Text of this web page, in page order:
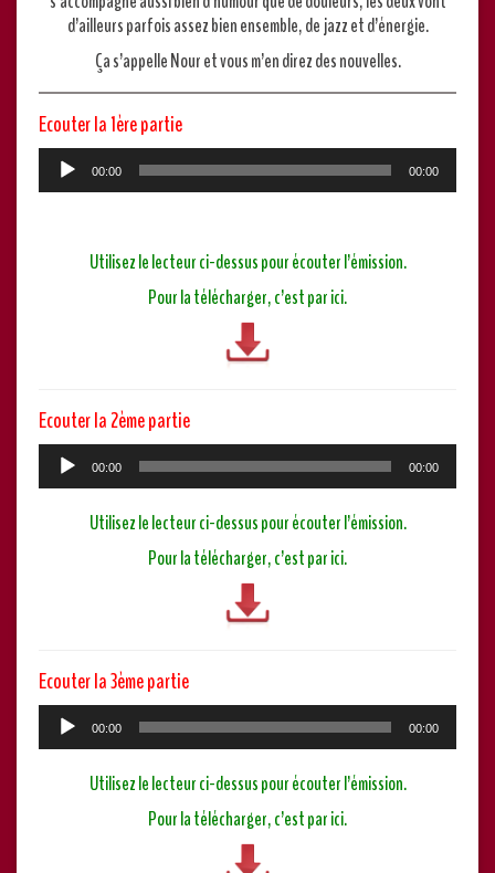
d’ailleurs parfois assez bien ensemble, de jazz et d’énergie.
Ça s’appelle Nour et vous m’en direz des nouvelles.
Ecouter la 1ère partie
Lecteur
audio
00:00 00:00
Utilisez le lecteur ci-dessus pour écouter l’émission.
Pour la télécharger, c’est par ici.
Ecouter la 2ème partie
Lecteur
audio
00:00 00:00
Utilisez le lecteur ci-dessus pour écouter l’émission.
Pour la télécharger, c’est par ici.
Ecouter la 3ème partie
Lecteur
audio
00:00 00:00
Utilisez le lecteur ci-dessus pour écouter l’émission.
Pour la télécharger, c’est par ici.